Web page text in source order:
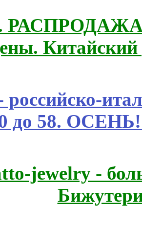
РАСПРОДАЖА!
до 58.
jewelry -